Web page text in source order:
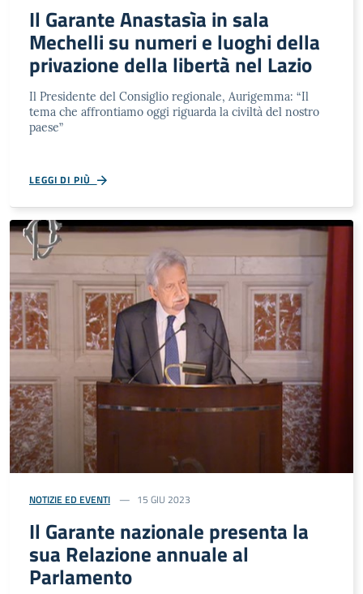
Il Garante Anastasìa in sala
Mechelli su numeri e luoghi della
privazione della libertà nel Lazio
Il Presidente del Consiglio regionale, Aurigemma: “Il
tema che affrontiamo oggi riguarda la civiltà del nostro
paese”
LEGGI DI PIÙ
NOTIZIE ED EVENTI 15 GIU 2023
Il Garante nazionale presenta la
sua Relazione annuale al
Parlamento